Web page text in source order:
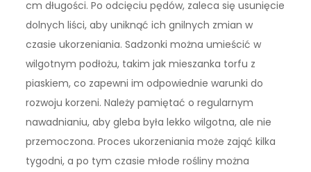
cm długości. Po odcięciu pędów, zaleca się usunięcie
dolnych liści, aby uniknąć ich gnilnych zmian w
czasie ukorzeniania. Sadzonki można umieścić w
wilgotnym podłożu, takim jak mieszanka torfu z
piaskiem, co zapewni im odpowiednie warunki do
rozwoju korzeni. Należy pamiętać o regularnym
nawadnianiu, aby gleba była lekko wilgotna, ale nie
przemoczona. Proces ukorzeniania może zająć kilka
tygodni, a po tym czasie młode rośliny można